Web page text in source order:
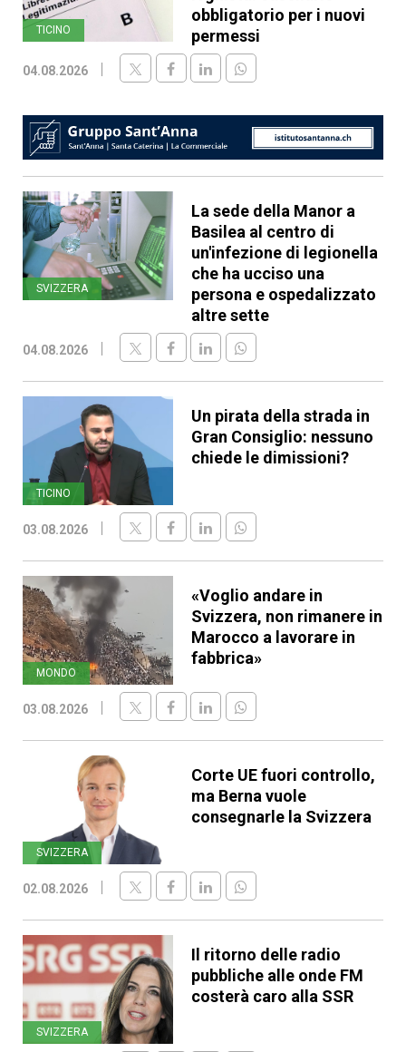
TICINO
obbligatorio per i nuovi
permessi
04.08.2026
SVIZZERA
La sede della Manor a
Basilea al centro di
un'infezione di legionella
che ha ucciso una
persona e ospedalizzato
altre sette
04.08.2026
TICINO
Un pirata della strada in
Gran Consiglio: nessuno
chiede le dimissioni?
03.08.2026
MONDO
«Voglio andare in
Svizzera, non rimanere in
Marocco a lavorare in
fabbrica»
03.08.2026
SVIZZERA
Corte UE fuori controllo,
ma Berna vuole
consegnarle la Svizzera
02.08.2026
SVIZZERA
Il ritorno delle radio
pubbliche alle onde FM
costerà caro alla SSR